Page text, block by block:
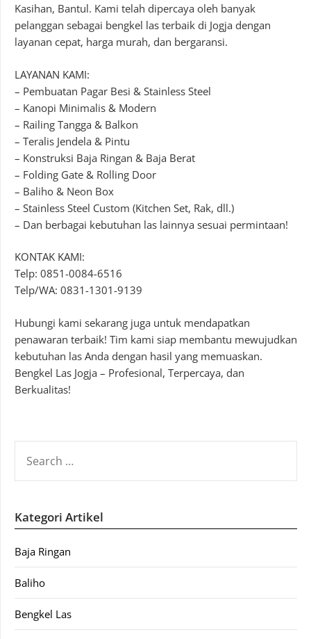
Kasihan, Bantul. Kami telah dipercaya oleh banyak
pelanggan sebagai bengkel las terbaik di Jogja dengan
layanan cepat, harga murah, dan bergaransi.
LAYANAN KAMI:
– Pembuatan Pagar Besi & Stainless Steel
– Kanopi Minimalis & Modern
– Railing Tangga & Balkon
– Teralis Jendela & Pintu
– Konstruksi Baja Ringan & Baja Berat
– Folding Gate & Rolling Door
– Baliho & Neon Box
– Stainless Steel Custom (Kitchen Set, Rak, dll.)
– Dan berbagai kebutuhan las lainnya sesuai permintaan!
KONTAK KAMI:
Telp: 0851-0084-6516
Telp/WA: 0831-1301-9139
Hubungi kami sekarang juga untuk mendapatkan
penawaran terbaik! Tim kami siap membantu mewujudkan
kebutuhan las Anda dengan hasil yang memuaskan.
Bengkel Las Jogja – Profesional, Terpercaya, dan
Berkualitas!
FOR:
Kategori Artikel
Baja Ringan
Baliho
Bengkel Las